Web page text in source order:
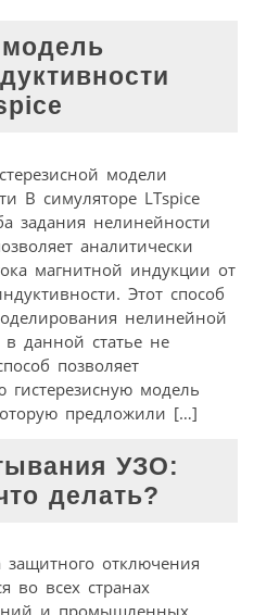
модель
модели
В симуляторе LTspice
задания нелинейности
аналитически
магнитной индукции от
Этот способ
нелинейной
данной статье не
позволяет
гистерезисную модель
предложили […]
УЗО:
делать?
защитного отключения
во всех странах